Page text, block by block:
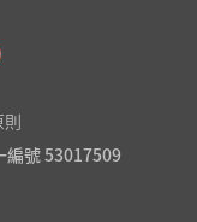
編號 53017509